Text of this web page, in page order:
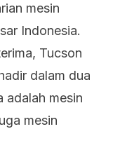
mesin
Indonesia.
Tucson
dalam dua
adalah mesin
mesin